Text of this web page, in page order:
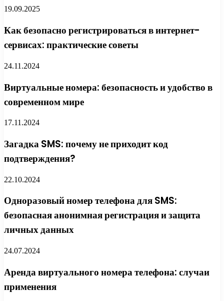
19.09.2025
Как безопасно регистрироваться в интернет-
сервисах: практические советы
24.11.2024
Виртуальные номера: безопасность и удобство в
современном мире
17.11.2024
Загадка SMS: почему не приходит код
подтверждения?
22.10.2024
Одноразовый номер телефона для SMS:
безопасная анонимная регистрация и защита
личных данных
24.07.2024
Аренда виртуального номера телефона: случаи
применения